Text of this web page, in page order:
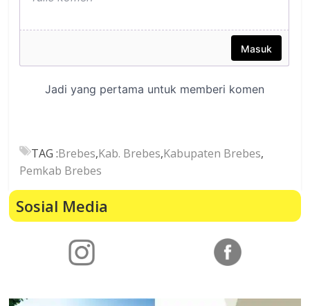
TAG :Brebes,Kab. Brebes,Kabupaten Brebes,
Pemkab Brebes
Sosial Media